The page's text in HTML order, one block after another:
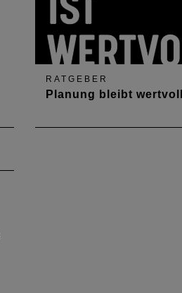
RATGEBER
Planung bleibt